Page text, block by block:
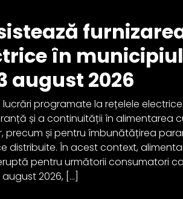
sistează
în municipiul
august 2026
programate la rețelele
și a continuității în alimentarea
precum și pentru îmbunătățirea
distribuite. În acest context,
pentru următorii consumatori
2026, […]